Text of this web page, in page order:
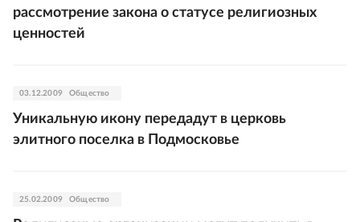
рассмотрение закона о статусе религиозных
ценностей
03.12.2009 Общество
Уникальную икону передадут в церковь
элитного поселка в Подмосковье
25.02.2009 Общество